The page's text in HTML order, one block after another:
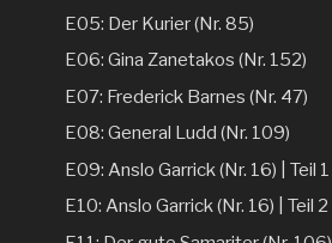
E05: Der Kurier (Nr. 85)
E06: Gina Zanetakos (Nr. 152)
E07: Frederick Barnes (Nr. 47)
E08: General Ludd (Nr. 109)
E09: Anslo Garrick (Nr. 16) | Teil 1
E10: Anslo Garrick (Nr. 16) | Teil 2